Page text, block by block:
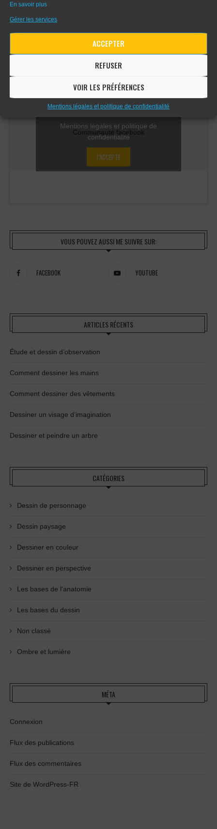
En savoir plus
Gérer les services
ACCEPTER
REFUSER
VOIR LES PRÉFÉRENCES
Mentions légales et politique de confidentialité
Communauté facebook
Cliquez sur « J’accepte » pour activer
Mentions légales et politique de
confidentialité
J’ACCEPTE
VOUS POUVEZ AUSSI ME SUIVRE SUR:
FACEBOOK YOUTUBE
ARTICLES RÉCENTS
Étude et dessin d’observation
Comment dessiner les mains
Comment dessiner des vêtements
Dessiner un visage d’imagination
Dessiner et peindre un arbre
CATÉGORIES
Dessin de personnage
Dessin paysage
Dessiner en couleur
Dessiner en perspective
Les bases de l'anatomie
Les bases du dessin
Non classé
Ombre et lumière
MÉTA
Connexion
Flux des publications
Flux des commentaires
Site de WordPress-FR